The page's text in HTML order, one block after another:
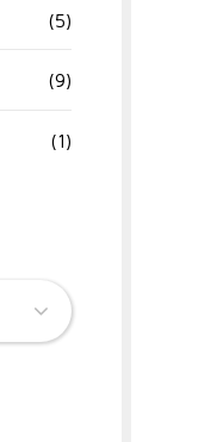
(5)
(9)
(1)